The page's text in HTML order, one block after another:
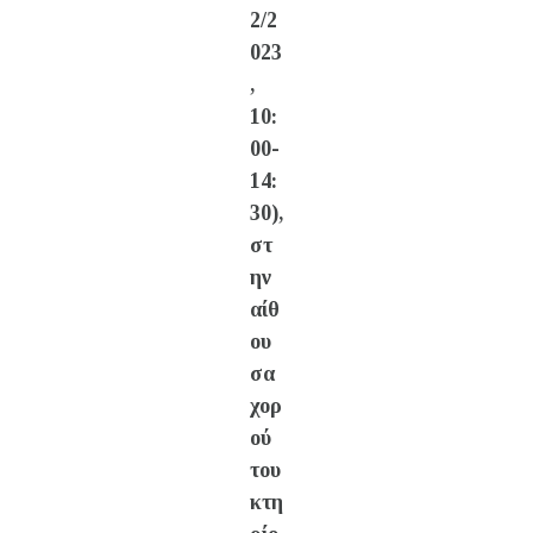
2/2
023
,
10:
00-
14:
30),
στ
ην
αίθ
ου
σα
χορ
ού
του
κτη